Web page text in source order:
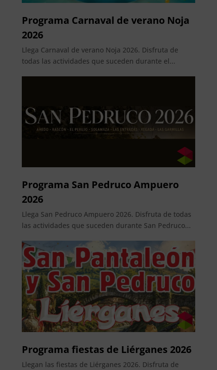
Programa Carnaval de verano Noja
2026
Llega Carnaval de verano Noja 2026. Disfruta de
todas las actividades que suceden durante el...
Programa San Pedruco Ampuero
2026
Llega San Pedruco Ampuero 2026. Disfruta de todas
las actividades que suceden durante San Pedruco...
Programa fiestas de Liérganes 2026
Llegan las fiestas de Liérganes 2026. Disfruta de